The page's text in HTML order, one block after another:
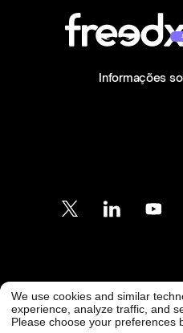
Informações
Atendimento ao Cliente
support@freedx.com
We use cookies and similar
experience, analyze traffic, and
Please choose your preferences